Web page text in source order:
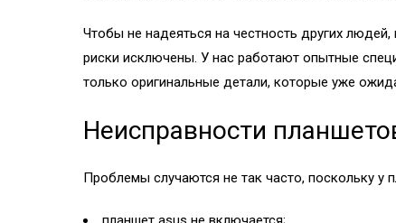
Чтобы не надеяться на честность других
риски исключены. У нас работают опытные
только оригинальные детали, которые уже
Неисправности
Проблемы случаются не так часто, поскольку